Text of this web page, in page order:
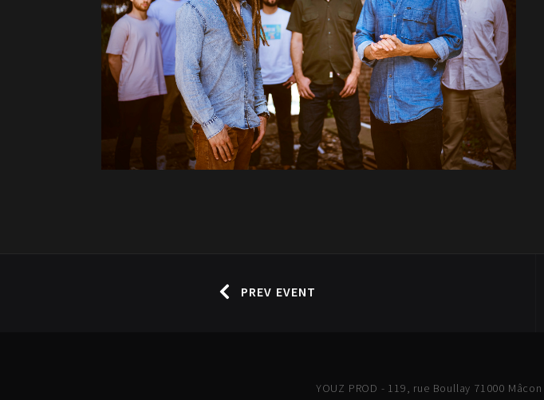
PREV EVENT
YOUZ PROD - 119, rue Boullay 71000